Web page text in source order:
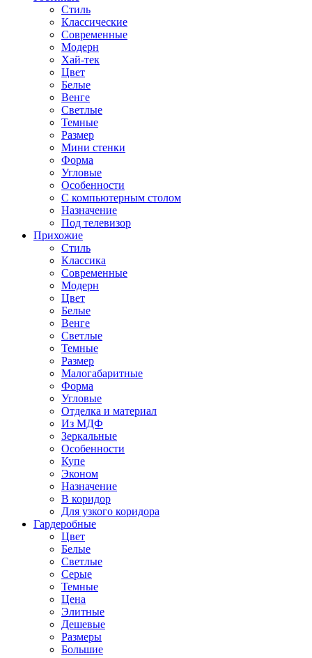
Стиль
Классические
Современные
Модерн
Хай-тек
Цвет
Белые
Венге
Светлые
Темные
Размер
Мини стенки
Форма
Угловые
Особенности
С компьютерным столом
Назначение
Под телевизор
Прихожие
Стиль
Классика
Современные
Модерн
Цвет
Белые
Венге
Светлые
Темные
Размер
Малогабаритные
Форма
Угловые
Отделка и материал
Из МДФ
Зеркальные
Особенности
Купе
Эконом
Назначение
В коридор
Для узкого коридора
Гардеробные
Цвет
Белые
Светлые
Серые
Темные
Цена
Элитные
Дешевые
Размеры
Большие